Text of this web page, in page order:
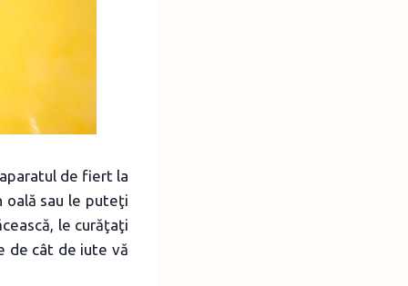
de fiert la
oală sau le puteţi
le curăţaţi
de cât de iute vă